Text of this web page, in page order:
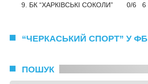
БК “ХАРКІВСЬКІ СОКОЛИ” 0/6 6
“ЧЕРКАСЬКИЙ СПОРТ” У ФБ
ПОШУК